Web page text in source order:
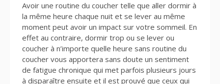
Avoir une routine du coucher telle que aller dormir à
la même heure chaque nuit et se lever au même
moment peut avoir un impact sur votre sommeil. En
effet au contraire, dormir trop ou se lever ou
coucher à n’importe quelle heure sans routine du
coucher vous apportera sans doute un sentiment
de fatigue chronique qui met parfois plusieurs jours
à disparaître ensuite et il est prouvé que ceux qui